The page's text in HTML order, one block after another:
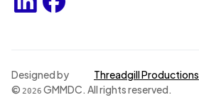
© 2026 GMMDC. All rights reserved.
Designed by Threadgill Productions